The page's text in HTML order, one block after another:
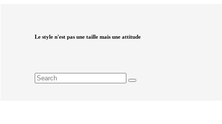
Le style n'est pas une taille mais une attitude